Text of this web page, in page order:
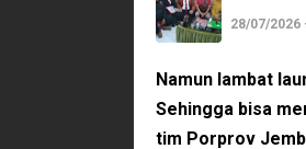
28/07/2026
Namun lambat
Sehingga bisa
tim Porprov